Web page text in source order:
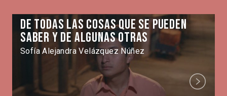
De todas las cosas que se pueden
saber y de algunas otras
Sofía Alejandra Velázquez Núñez
Next